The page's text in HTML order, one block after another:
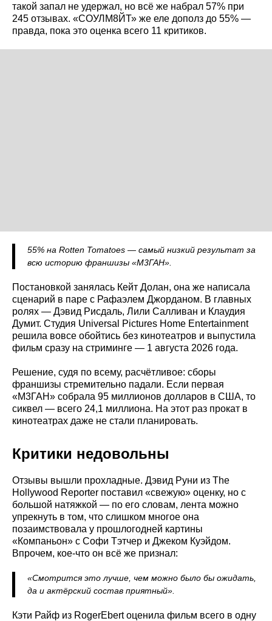
такой запал не удержал, но всё же набрал 57% при
245 отзывах. «СОУЛМ8ЙТ» же еле дополз до 55% —
правда, пока это оценка всего 11 критиков.
55% на Rotten Tomatoes — самый низкий результат за
всю историю франшизы «М3ГАН».
Постановкой занялась Кейт Долан, она же написала
сценарий в паре с Рафаэлем Джорданом. В главных
ролях — Дэвид Рисдаль, Лили Салливан и Клаудия
Думит. Студия Universal Pictures Home Entertainment
решила вовсе обойтись без кинотеатров и выпустила
фильм сразу на стриминге — 1 августа 2026 года.
Решение, судя по всему, расчётливое: сборы
франшизы стремительно падали. Если первая
«М3ГАН» собрала 95 миллионов долларов в США, то
сиквел — всего 24,1 миллиона. На этот раз прокат в
кинотеатрах даже не стали планировать.
Критики недовольны
Отзывы вышли прохладные. Дэвид Руни из The
Hollywood Reporter поставил «свежую» оценку, но с
большой натяжкой — по его словам, лента можно
упрекнуть в том, что слишком многое она
позаимствовала у прошлогодней картины
«Компаньон» с Софи Тэтчер и Джеком Куэйдом.
Впрочем, кое-что он всё же признал:
«Смотрится это лучше, чем можно было бы ожидать,
да и актёрский состав приятный».
Кэти Райф из RogerEbert оценила фильм всего в одну